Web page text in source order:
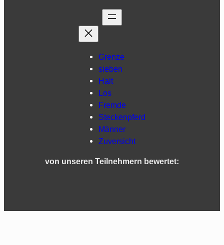
Grenze
sieben
Halt
Los
Fremde
Steckenpferd
Männer
Zuversicht
von unseren Teilnehmern bewertet: